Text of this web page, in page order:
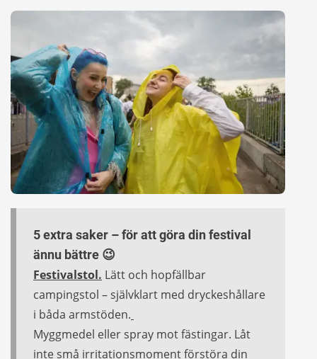
5 extra saker – för att göra din festival
ännu bättre 😉
Festivalstol. Lätt och hopfällbar
campingstol – självklart med dryckeshållare
i båda armstöden.
Myggmedel eller spray mot fästingar. Låt
inte små irritationsmoment förstöra din